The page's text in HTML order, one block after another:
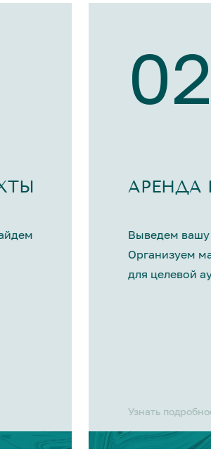
02
АРЕНДА
Выведем вашу
Организуем
для целевой
Узнать